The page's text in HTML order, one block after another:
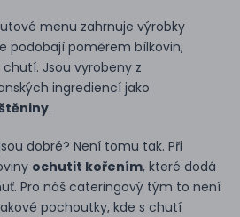
menu zahrnuje výrobky
podobají poměrem bílkovin,
Jsou vyrobeny z
ingrediencí jako
.
dobré? Není tomu tak. Při
ochutit kořením, které dodá
Pro náš cateringový tým to není
pochoutky, kde s chutí